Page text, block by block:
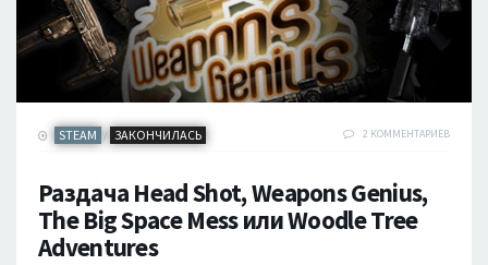
STEAM / ЗАКОНЧИЛАСЬ 2 КОММЕНТАРИЕВ
Раздача Head Shot, Weapons Genius,
The Big Space Mess или Woodle Tree
Adventures